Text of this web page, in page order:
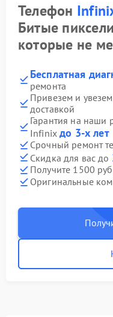
Телефон
Битые
которые не
Бесплатная
ремонта
Привезем и
доставкой
Гарантия на наши
Infinixдо 3-х лет
Срочный ремонт
Скидка для вас до
Получите 1500
Оригинальные